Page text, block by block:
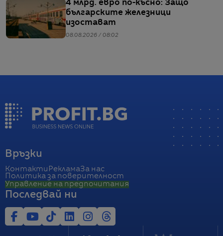
4 млрд. евро по-късно: Защо
българските железници
изостават
08.08.2026 / 08:02
Връзки
Контакти РекламаЗа нас
Политика за поверителност
Управление на предпочитания
Последвай ни